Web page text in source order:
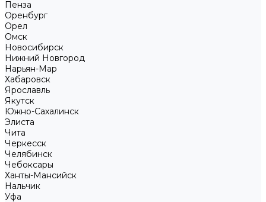
Пенза
Оренбург
Орел
Омск
Новосибирск
Нижний Новгород
Нарьян-Мар
Хабаровск
Ярославль
Якутск
Южно-Сахалинск
Элиста
Чита
Черкесск
Челябинск
Чебоксары
Ханты-Мансийск
Нальчик
Уфа